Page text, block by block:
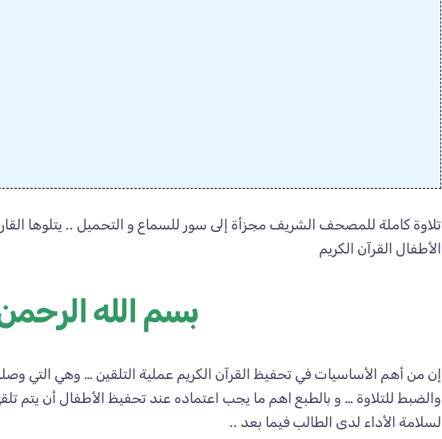
تلاوة كاملة للمصحف الشريف مجزأة إلى سور للسماع و التحميل .. يتلوها
الأطفال القرآن الكريم
بسم الله
إن من أهم الأساسيات في تحفيظ القرآن الكريم عملية التلقين … وهي التي
والضبط للتلاوة … و بالطبع اهم ما يجب اعتماده عند تحفيظ الأطفال أن
لسلامة الأداء لدى الطالب فيما بعد ..